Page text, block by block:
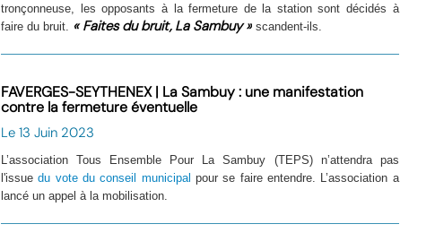
tronçonneuse, les opposants à la fermeture de la station sont décidés à
faire du bruit. « Faites du bruit, La Sambuy » scandent-ils.
FAVERGES-SEYTHENEX | La Sambuy : une manifestation
contre la fermeture éventuelle
Le 13 Juin 2023
L’association Tous Ensemble Pour La Sambuy (TEPS) n’attendra pas
l'issuedu vote du conseil municipal pour se faire entendre. L’association a
lancé un appel à la mobilisation.